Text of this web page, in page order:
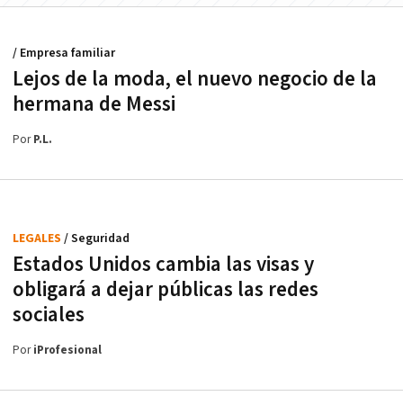
Lejos de la moda, el nuevo negocio de la
hermana de Messi
/ Empresa familiar
PorP.L.
Estados Unidos cambia las visas y
obligará a dejar públicas las redes
sociales
LEGALES / Seguridad
PoriProfesional